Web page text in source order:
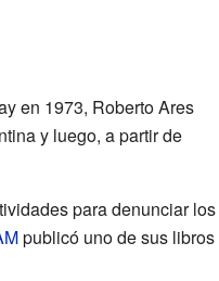
en 1973, Roberto Ares
y luego, a partir de
para denunciar los
publicó uno de sus libros